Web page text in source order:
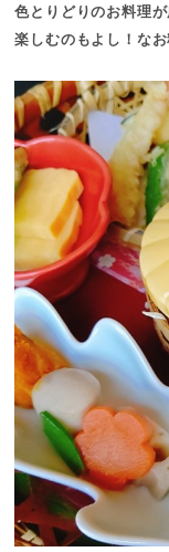
色とりどりのお料理
楽しむのもよし！な